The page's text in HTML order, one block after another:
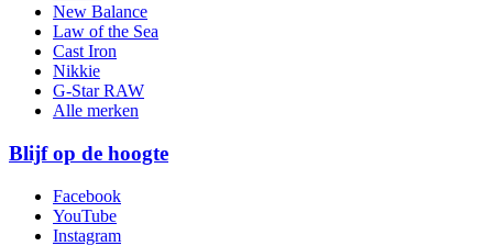
New Balance
Law of the Sea
Cast Iron
Nikkie
G-Star RAW
Alle merken
Blijf op de hoogte
Facebook
YouTube
Instagram